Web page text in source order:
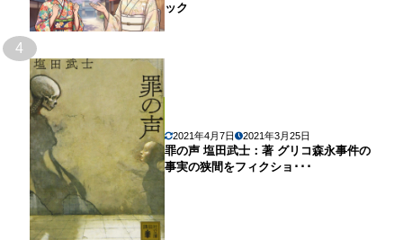
ック
4
2021年4月7日 2021年3月25日
罪の声 塩田武士：著 グリコ森永事件の
事実の狭間をフィクショ･･･